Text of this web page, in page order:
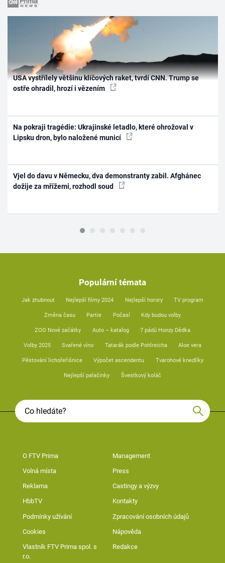
USA vystřílely většinu klíčových raket, tvrdí CNN. Trump se
ostře ohradil, hrozí i vězením
Na pokraji tragédie: Ukrajinské letadlo, které ohrožoval v
Lipsku dron, bylo naložené municí
Vjel do davu v Německu, dva demonstranty zabil. Afghánec
dožije za mřížemi, rozhodl soud
Populární témata
Jak zhubnout Nejlepší filmy 2024 Nejlepší horory TV program
Změna času Partie Počasí Kdy budou volby
ZOO Nové začátky Auto – katalog 7 pádů Honzy Dědka
Volby 2025 Svařené víno Tatarák podle Pohlreicha Aloe vera
Pěstování lichořeřišnice Výpočet ascendentu Tvarohové knedlíky
Nejlepší palačinky Švestkový koláč
O FTV Prima Management
Volná místa Press
Reklama Castingy a výzvy
HbbTV Kontakty
Podmínky užívání Zpracování osobních údajů
Cookies Nápověda
Vlastník FTV Prima spol. s
r.o.
Redakce